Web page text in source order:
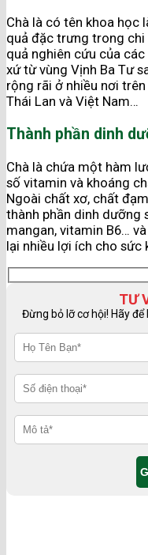
Chà là có tên khoa học
quả đặc trưng trong chi
quả nghiên cứu của
xứ từ vùng Vịnh Ba Tư
rộng rãi ở nhiều nơi
Thái Lan và Việt Nam…
Thành phần dinh
Chà là chứa một hàm
số vitamin và khoáng
Ngoài chất xơ, chất
thành phần dinh dưỡng
mangan, vitamin B6…
lại nhiều lợi ích cho sức
TƯ
Đừng bỏ lỡ cơ hội! Hãy